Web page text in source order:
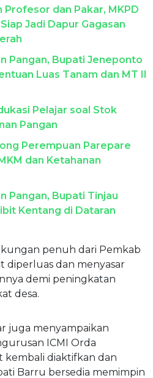
Profesor dan Pakar, MKPD
Jadi Dapur Gagasan
Pangan, Bupati Jeneponto
Luas Tanam dan MT II
Pelajar soal Stok
Pangan
Perempuan Parepare
dan Ketahanan
Pangan, Bupati Tinjau
Kentang di Dataran
penuh dari Pemkab
diperluas dan menyasar
demi peningkatan
desa.
juga menyampaikan
ICMI Orda
kembali diaktifkan dan
Barru bersedia memimpin